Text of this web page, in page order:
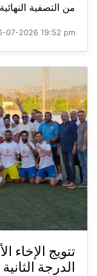
من التصفية
07-2026 19:52 pm
تتويج الإخاء
الدرجة الثانية